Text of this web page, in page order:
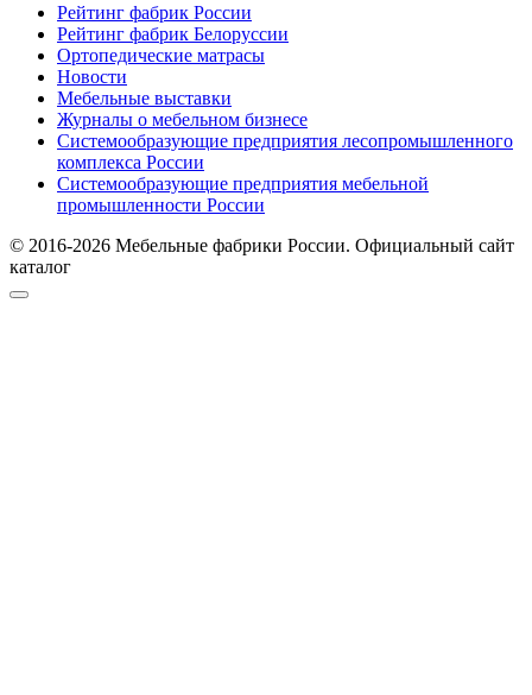
Рейтинг фабрик России
Рейтинг фабрик Белоруссии
Ортопедические матрасы
Новости
Мебельные выставки
Журналы о мебельном бизнесе
Системообразующие предприятия лесопромышленного
комплекса России
Системообразующие предприятия мебельной
промышленности России
© 2016-2026 Мебельные фабрики России. Официальный сайт
каталог